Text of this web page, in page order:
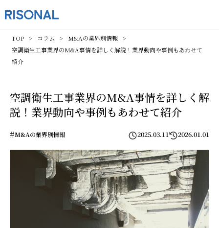
TOP コラム
M&Aの業界別情報
空調衛生工事業界のM&A事情を詳しく解説！業界動向や事例もあわせて
紹介
空調衛生工事業界のM&A事情を詳しく解
説！業界動向や事例もあわせて紹介
#M&Aの業界別情報 2025.03.11 2026.01.01